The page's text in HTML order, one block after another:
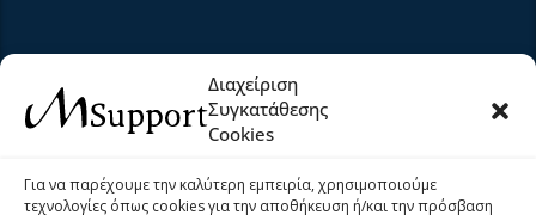
Διαχείριση
Συγκατάθεσης
Cookies
Για να παρέχουμε την καλύτερη εμπειρία, χρησιμοποιούμε
τεχνολογίες όπως cookies για την αποθήκευση ή/και την πρόσβαση
Extra Links
Αρχική
Σχετικά Με Εμάς